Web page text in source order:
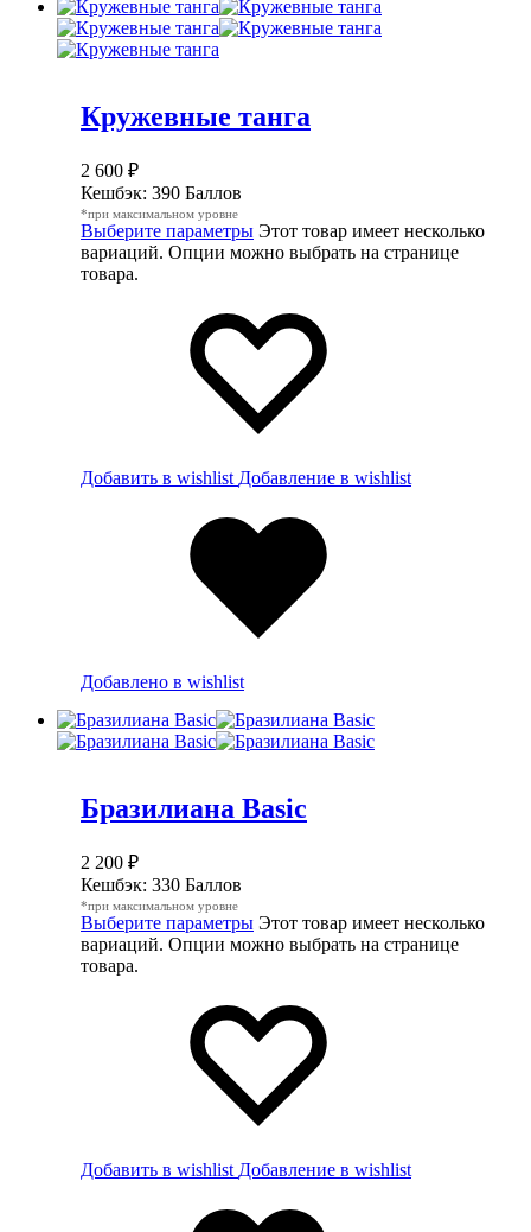
Кружевные танга
2 600 ₽
Кешбэк: 390 Баллов
*при максимальном уровне
Выберите параметры Этот товар имеет несколько
вариаций. Опции можно выбрать на странице
товара.
Добавить в wishlist Добавление в wishlist
Добавлено в wishlist
Бразилиана Basic
2 200 ₽
Кешбэк: 330 Баллов
*при максимальном уровне
Выберите параметры Этот товар имеет несколько
вариаций. Опции можно выбрать на странице
товара.
Добавить в wishlist Добавление в wishlist